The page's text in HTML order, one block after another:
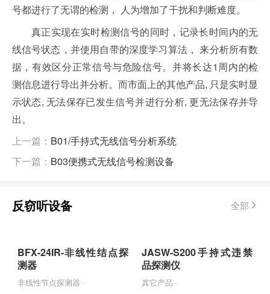
号都进行了无谓的检测， 人为增加了干扰和判断难度。
真正实现在实时检测信号的同时，记录长时间内的无
线信号状态，并使用自带的深度学习算法， 来分析所有数
据，有效区分正常信号与危险信号。并将长达1周内的检
测信息进行导出并分析。而市面上的其他产品, 只是实时显
示状态, 无法保存已发生信号并进行分析, 更无法保存并导
出。
上一篇： B01/手持式无线信号分析系统
下一篇： B03便携式无线信号检测设备
反窃听设备 全部
BFX-24IR-非线性结点探
测器
非线性节点探测器 ·
JASW-S200手持式违禁
品探测仪
其它产品 ·